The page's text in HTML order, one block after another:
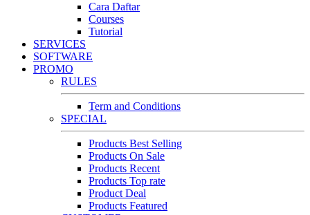
Cara Daftar
Courses
Tutorial
SERVICES
SOFTWARE
PROMO
RULES
Term and Conditions
SPECIAL
Products Best Selling
Products On Sale
Products Recent
Products Top rate
Product Deal
Products Featured